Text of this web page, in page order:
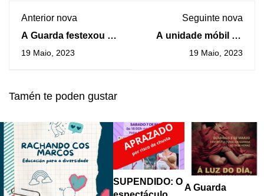
Anterior nova
A Guarda festexou o
Día das Letras
19 Maio, 2023
Seguinte nova
A unidade móbil de
doazóns de sangue
19 Maio, 2023
Tamén te poden gustar
SUPENDIDO: O
A Guarda